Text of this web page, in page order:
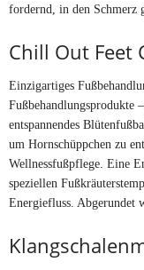
fordernd, in den Schmerz
Chill Out Feet
Einzigartiges
Fußbehandlungsprodukte
entspannendes
um Hornschüppchen zu
Wellnessfußpflege. Eine
speziellen
Energiefluss. Abgerundet